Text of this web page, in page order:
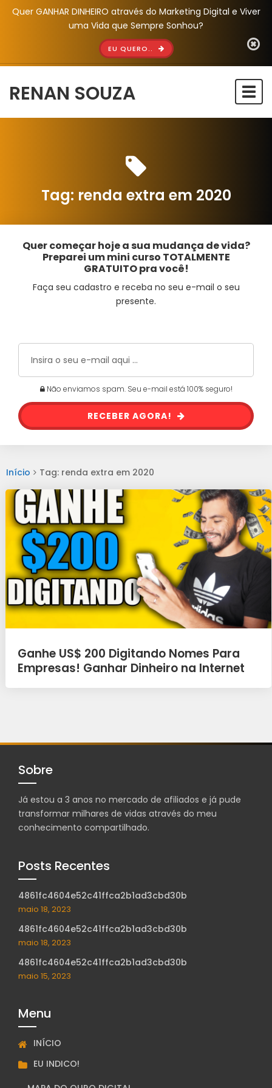
Quer GANHAR DINHEIRO através do Marketing Digital e Viver
uma Vida que Sempre Sonhou?
EU QUERO..
RENAN SOUZA
Tag: renda extra em 2020
Quer começar hoje a sua mudança de vida?
Preparei um mini curso TOTALMENTE
GRATUITO pra você!
Faça seu cadastro e receba no seu e-mail o seu
presente.
Não enviamos spam. Seu e-mail está 100% seguro!
RECEBER AGORA!
Início Tag: renda extra em 2020
Ganhe US$ 200 Digitando Nomes Para
Empresas! Ganhar Dinheiro na Internet
Sobre
Já estou a 3 anos no mercado de afiliados e já pude
transformar milhares de vidas através do meu
conhecimento compartilhado.
Posts Recentes
4861fc4604e52c41ffca2b1ad3cbd30b
maio 18, 2023
4861fc4604e52c41ffca2b1ad3cbd30b
maio 18, 2023
4861fc4604e52c41ffca2b1ad3cbd30b
maio 15, 2023
Menu
INÍCIO
EU INDICO!